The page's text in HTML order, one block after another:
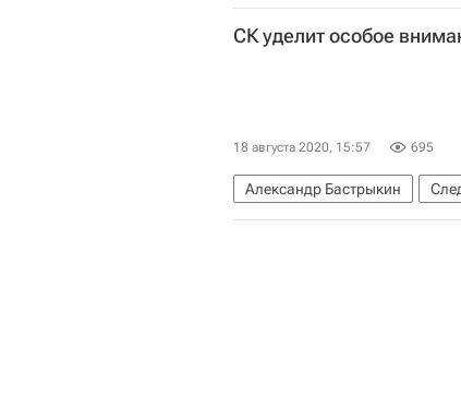
Эскроу-счета
Михаил
СК уделит особое
18 августа 2020, 15:57 695
Александр Бастрыкин
Обманутые дольщики в